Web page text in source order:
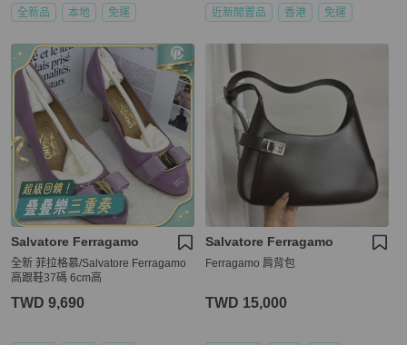
全新品 本地 免運 近新閒置品 香港 免運
Salvatore Ferragamo
全新 菲拉格慕/Salvatore Ferragamo
高跟鞋37碼 6cm高
TWD 9,690
Salvatore Ferragamo
Ferragamo 肩背包
TWD 15,000